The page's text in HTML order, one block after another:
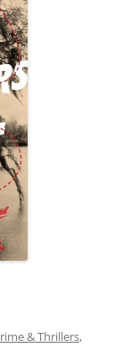
& Thrillers,